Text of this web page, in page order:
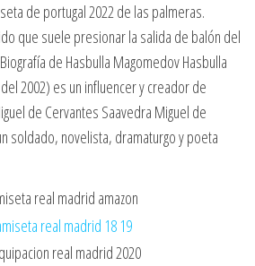
de portugal 2022 de las palmeras.
que suele presionar la salida de balón del
de Hasbulla Magomedov Hasbulla
2002) es un influencer y creador de
de Cervantes Saavedra Miguel de
soldado, novelista, dramaturgo y poeta